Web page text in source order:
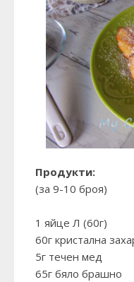
Продукти:
(за 9-10 броя)
1 яйце Л (60г)
60г кристална
5г течен мед
65г бяло брашно